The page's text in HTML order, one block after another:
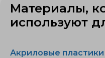
Материалы,
используют
Акриловые пластики